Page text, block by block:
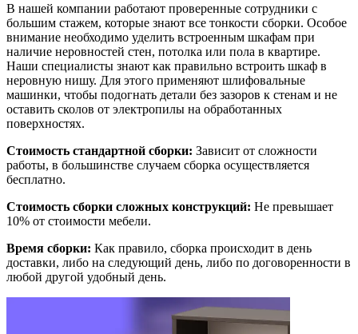
В нашей компании работают проверенные сотрудники с
большим стажем, которые знают все тонкости сборки. Особое
внимание необходимо уделить встроенным шкафам при
наличие неровностей стен, потолка или пола в квартире.
Наши специалисты знают как правильно встроить шкаф в
неровную нишу. Для этого применяют шлифовальные
машинки, чтобы подогнать детали без зазоров к стенам и не
оставить сколов от электропилы на обработанных
поверхностях.
Стоимость стандартной сборки: Зависит от сложности
работы, в большинстве случаем сборка осуществляется
бесплатно.
Стоимость сборки сложных конструкций: Не превышает
10% от стоимости мебели.
Время сборки: Как правило, сборка происходит в день
доставки, либо на следующий день, либо по договоренности в
любой другой удобный день.